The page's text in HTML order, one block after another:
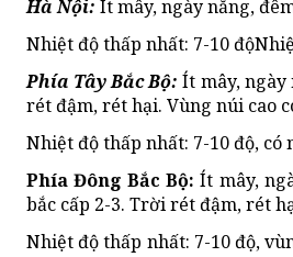
Hà Nội: Ít mây, ngày nắng,
Nhiệt độ thấp nhất: 7-10
Phía Tây Bắc Bộ:Ít mây, ngày
rét đậm, rét hại. Vùng núi cao
Nhiệt độ thấp nhất: 7-10 độ, có
Phía Đông Bắc Bộ:Ít mây,
bắc cấp 2-3. Trời rét đậm, rét
Nhiệt độ thấp nhất: 7-10 độ,